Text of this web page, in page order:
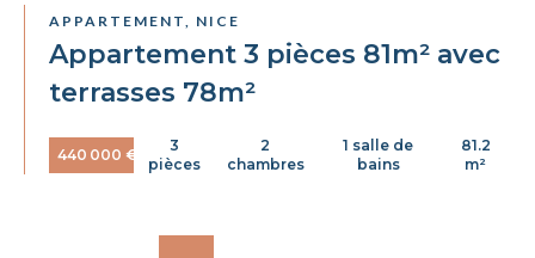
APPARTEMENT, NICE
Appartement 3 pièces 81m² avec
terrasses 78m²
440 000 €
3
pièces
2
chambres
1 salle de
bains
81.2
m²